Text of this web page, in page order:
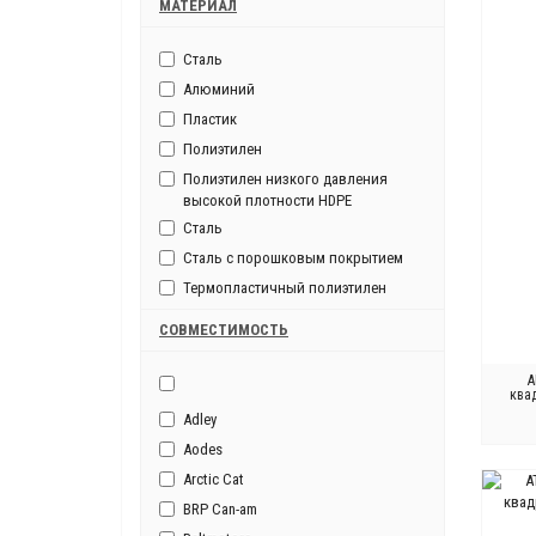
МАТЕРИАЛ
Сталь
Алюминий
Пластик
Полиэтилен
Полиэтилен низкого давления
высокой плотности HDPE
Сталь
Сталь с порошковым покрытием
Термопластичный полиэтилен
СОВМЕСТИМОСТЬ
Adley
Aodes
Arctic Cat
BRP Can-am